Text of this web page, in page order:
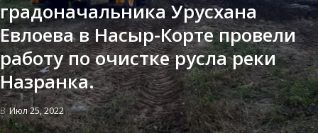
градоначальника Урусхана
Евлоева в Насыр-Корте провели
работу по очистке русла реки
Назранка.
ВИюл 25, 2022